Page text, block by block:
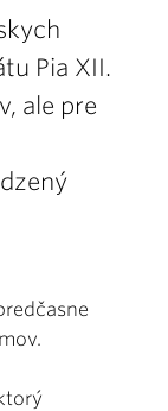
Pia XII.
ale pre